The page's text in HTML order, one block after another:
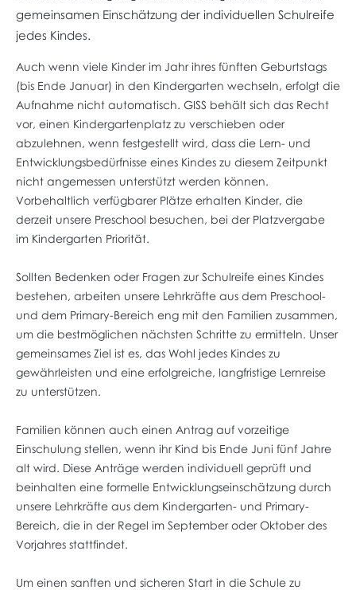
gemeinsamen Einschätzung der individuellen Schulreife
jedes Kindes.
Auch wenn viele Kinder im Jahr ihres fünften Geburtstags
(bis Ende Januar) in den Kindergarten wechseln, erfolgt die
Aufnahme nicht automatisch. GISS behält sich das Recht
vor, einen Kindergartenplatz zu verschieben oder
abzulehnen, wenn festgestellt wird, dass die Lern- und
Entwicklungsbedürfnisse eines Kindes zu diesem Zeitpunkt
nicht angemessen unterstützt werden können.
Vorbehaltlich verfügbarer Plätze erhalten Kinder, die
derzeit unsere Preschool besuchen, bei der Platzvergabe
im Kindergarten Priorität.
Sollten Bedenken oder Fragen zur Schulreife eines Kindes
bestehen, arbeiten unsere Lehrkräfte aus dem Preschool-
und dem Primary-Bereich eng mit den Familien zusammen,
um die bestmöglichen nächsten Schritte zu ermitteln. Unser
gemeinsames Ziel ist es, das Wohl jedes Kindes zu
gewährleisten und eine erfolgreiche, langfristige Lernreise
zu unterstützen.
Familien können auch einen Antrag auf vorzeitige
Einschulung stellen, wenn ihr Kind bis Ende Juni fünf Jahre
alt wird. Diese Anträge werden individuell geprüft und
beinhalten eine formelle Entwicklungseinschätzung durch
unsere Lehrkräfte aus dem Kindergarten- und Primary-
Bereich, die in der Regel im September oder Oktober des
Vorjahres stattfindet.
Um einen sanften und sicheren Start in die Schule zu